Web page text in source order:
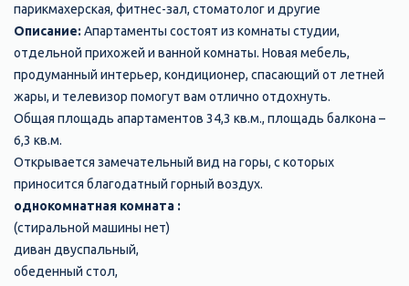
парикмахерская, фитнес-зал, стоматолог и другие
Описание: Апартаменты состоят из комнаты студии,
отдельной прихожей и ванной комнаты. Новая мебель,
продуманный интерьер, кондиционер, спасающий от летней
жары, и телевизор помогут вам отлично отдохнуть.
Общая площадь апартаментов 34,3 кв.м., площадь балкона –
6,3 кв.м.
Открывается замечательный вид на горы, с которых
приносится благодатный горный воздух.
однокомнатная комната :
(стиральной машины нет)
диван двуспальный,
обеденный стол,